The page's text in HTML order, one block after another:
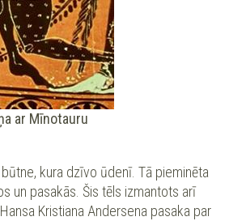
ar Mīnotauru
kura dzīvo ūdenī. Tā pieminēta
un pasakās. Šis tēls izmantots arī
Kristiana Andersena pasaka par